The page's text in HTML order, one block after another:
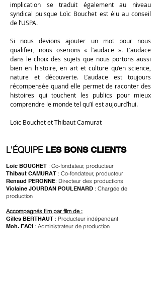
implication se traduit également au niveau
syndical puisque Loïc Bouchet est élu au conseil
de l’USPA.
Si nous devions ajouter un mot pour nous
qualifier, nous oserions « l’audace ». L’audace
dans le choix des sujets que nous portons aussi
bien en histoire, en art et culture qu’en science,
nature et découverte. L’audace est toujours
récompensée quand elle permet de raconter des
histoires qui touchent les publics pour mieux
comprendre le monde tel qu’il est aujourd’hui.
Loïc Bouchet et Thibaut Camurat
L'ÉQUIPELES BONS CLIENTS
Loïc BOUCHET : Co-fondateur, producteur
Thibaut CAMURAT : Co-fondateur, producteur
Renaud PERONNE: Directeur des productions
Violaine JOURDAN POULENARD : Chargée de
production
Accompagnés film par film de :
Gilles BERTHAUT : Producteur indépendant
Moh. FACI : Administrateur de production